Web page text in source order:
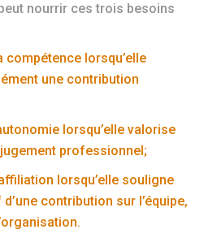
nourrir ces trois besoins
compétence lorsqu’elle
une contribution
lorsqu’elle valorise
jugement professionnel;
lorsqu’elle souligne
contribution sur l’équipe,